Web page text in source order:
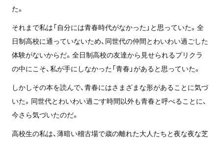
た。
それまで私は「自分には青春時代がなかった」と思っていた。全
日制高校に通っていないため、同世代の仲間とわいわい過ごした
体験がないからだ。全日制高校の友達から見せられるプリクラ
の中にこそ、私が手にしなかった「青春」があると思っていた。
しかしその本を読んで、青春にはさまざまな形があることに気づ
いた。同世代とわいわい過ごす時間以外も青春と呼べることに、
今さら気づいたのだ。
高校生の私は、薄暗い稽古場で歳の離れた大人たちと夜な夜な芝